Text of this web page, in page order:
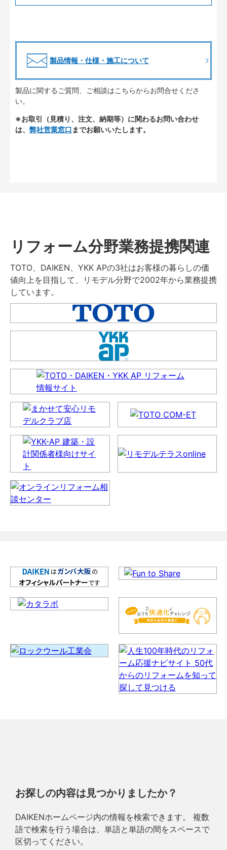
製品情報・仕様・施工について
製品に関するご質問、ご相談はこちらからお問合せくださ
い。
※お取引（見積り、注文、納期等）に関わるお問い合わせ
は、 弊社営業窓口 までお願いいたします。
リフォーム分野業務提携関連
TOTO、DAIKEN、YKK APの3社はお客様の暮らしの価
値向上を目指して、リモデル分野で2002年から業務提携
しています。
お探しの内容は見つかりましたか？
DAIKENホームページ内の情報を検索できます。 複数
語で検索を行う場合は、単語と単語の間をスペースで
区切ってください。